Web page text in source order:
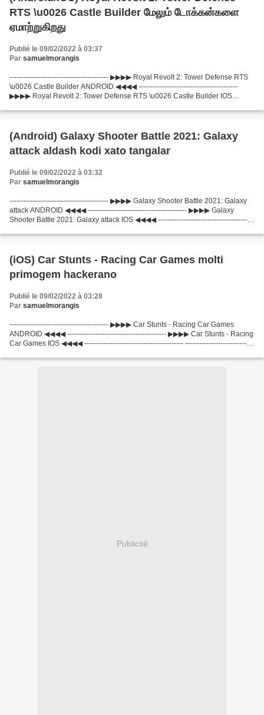
RTS \u0026 Castle Builder மேலும் டோக்கன்களை
ஏமாற்றுகிறது
Publié le 09/02/2022 à 03:37
Par samuelmorangis
------------------------------------------ ▶▶▶▶ Royal Revolt 2: Tower Defense RTS
\u0026 Castle Builder ANDROID ◀◀◀◀ ------------------------------------------
▶▶▶▶ Royal Revolt 2: Tower Defense RTS \u0026 Castle Builder IOS
(Android) Galaxy Shooter Battle 2021: Galaxy
attack aldash kodi xato tangalar
Publié le 09/02/2022 à 03:32
Par samuelmorangis
------------------------------------------ ▶▶▶▶ Galaxy Shooter Battle 2021: Galaxy
attack ANDROID ◀◀◀◀ ------------------------------------------ ▶▶▶▶ Galaxy
Shooter Battle 2021: Galaxy attack IOS ◀◀◀◀ -----------------------------------------
(iOS) Car Stunts - Racing Car Games molti
primogem hackerano
Publié le 09/02/2022 à 03:28
Par samuelmorangis
------------------------------------------ ▶▶▶▶ Car Stunts - Racing Car Games
ANDROID ◀◀◀◀ ------------------------------------------ ▶▶▶▶ Car Stunts - Racing
Car Games IOS ◀◀◀◀ ------------------------------------------ -----------------------------
Publicité